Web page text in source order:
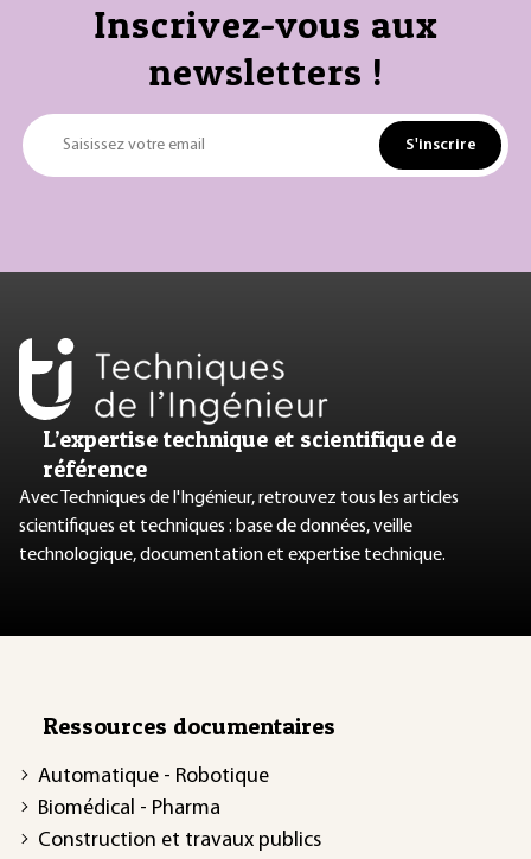
Inscrivez-vous aux
newsletters !
Saisissez votre email S'inscrire
L’expertise technique et scientifique de
référence
Avec Techniques de l'Ingénieur, retrouvez tous les articles
scientifiques et techniques : base de données, veille
technologique, documentation et expertise technique.
Ressources documentaires
Automatique - Robotique
Biomédical - Pharma
Construction et travaux publics